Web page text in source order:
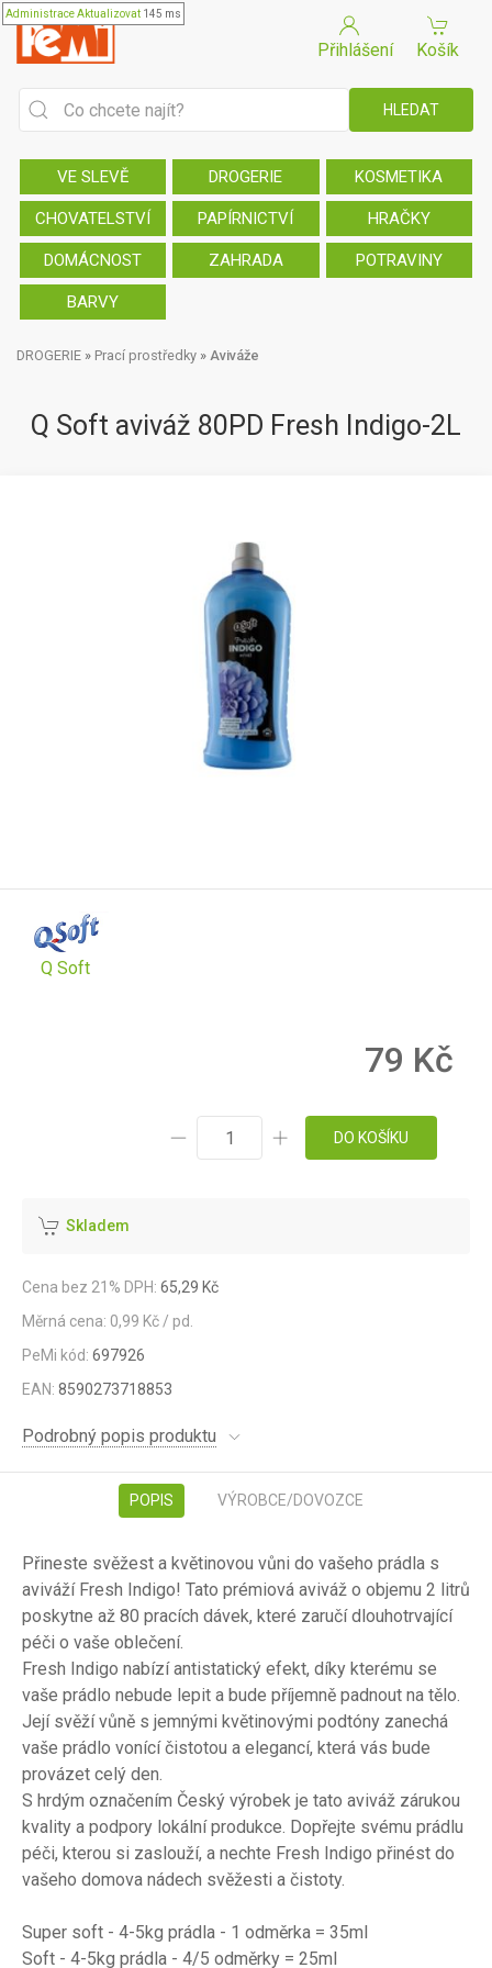
AdministraceAktualizovat 145 ms
Přihlášení Košík
VE SLEVĚ DROGERIE KOSMETIKA
CHOVATELSTVÍ PAPÍRNICTVÍ HRAČKY
DOMÁCNOST ZAHRADA POTRAVINY
BARVY
DROGERIE » Prací prostředky » Aviváže
Q Soft aviváž 80PD Fresh Indigo-2L
Q Soft
79 Kč
DO KOŠÍKU
Skladem
Cena bez 21% DPH: 65,29 Kč
Měrná cena: 0,99 Kč / pd.
PeMi kód: 697926
EAN: 8590273718853
Podrobný popis produktu
POPIS VÝROBCE/DOVOZCE
Přineste svěžest a květinovou vůni do vašeho prádla s
aviváží Fresh Indigo! Tato prémiová aviváž o objemu 2 litrů
poskytne až 80 pracích dávek, které zaručí dlouhotrvající
péči o vaše oblečení.
Fresh Indigo nabízí antistatický efekt, díky kterému se
vaše prádlo nebude lepit a bude příjemně padnout na tělo.
Její svěží vůně s jemnými květinovými podtóny zanechá
vaše prádlo vonící čistotou a elegancí, která vás bude
provázet celý den.
S hrdým označením Český výrobek je tato aviváž zárukou
kvality a podpory lokální produkce. Dopřejte svému prádlu
péči, kterou si zaslouží, a nechte Fresh Indigo přinést do
vašeho domova nádech svěžesti a čistoty.
Super soft - 4-5kg prádla - 1 odměrka = 35ml
Soft - 4-5kg prádla - 4/5 odměrky = 25ml